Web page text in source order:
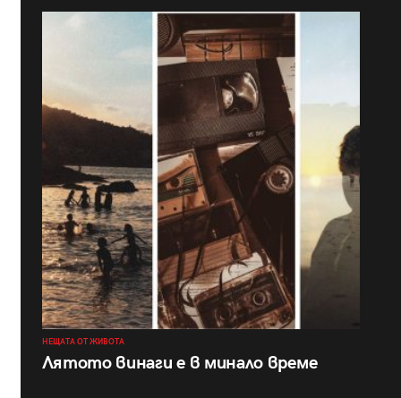
НЕЩАТА ОТ ЖИВОТА
Лятото винаги е в минало време